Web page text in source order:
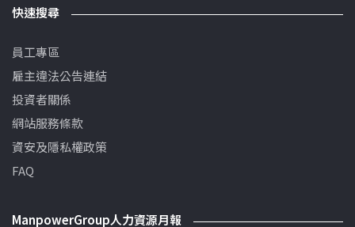
快速搜尋
員工專區
雇主違法公告連結
投資者關係
網站服務條款
資安及隱私權政策
FAQ
ManpowerGroup人力資源月報